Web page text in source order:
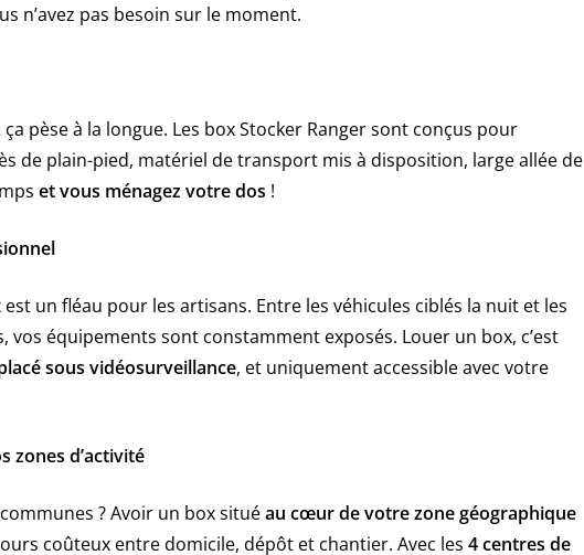
n’avez pas besoin sur le moment.
pèse à la longue. Les box Stocker Ranger sont conçus pour
de plain-pied, matériel de transport mis à disposition, large allée de
et vous ménagez votre dos !
un fléau pour les artisans. Entre les véhicules ciblés la nuit et les
vos équipements sont constamment exposés. Louer un box, c’est
sous vidéosurveillance, et uniquement accessible avec votre
zones d’activité
? Avoir un box situéau cœur de votre zone géographique
coûteux entre domicile, dépôt et chantier. Avec les 4 centres de